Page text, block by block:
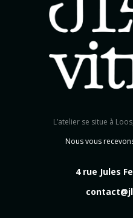
L’atelier se situe à
Nous vous
4 rue Jules